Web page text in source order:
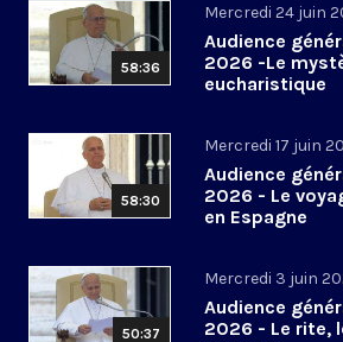
58:36
Mercredi 24 juin
Audience
2026 -Le
eucharistique
58:30
Mercredi 17 juin
Audience
2026 - Le
en Espagne
50:37
Mercredi 3 juin
Audience
2026 - Le rite,